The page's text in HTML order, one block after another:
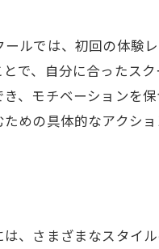
ルでは、初回の体験
で、自分に合ったス
、モチベーションを
めの具体的なアクシ
、さまざまなスタイ